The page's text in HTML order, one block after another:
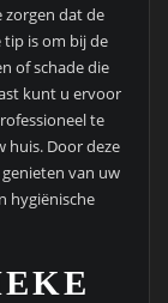
dat de
tip is om bij de
of schade die
kunt u ervoor
te
huis. Door deze
van uw
hygiënische